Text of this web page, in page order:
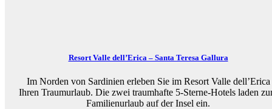
Resort Valle dell’Erica – Santa Teresa Gallura
Im Norden von Sardinien erleben Sie im Resort Valle dell’Erica
Ihren Traumurlaub. Die zwei traumhafte 5-Sterne-Hotels laden
Familienurlaub auf der Insel ein.